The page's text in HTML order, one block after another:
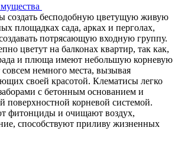
создать бесподобную цветущую живую
площадках сада, арках и перголах,
потрясающую входную группу.
цветут на балконах квартир, так как,
и плюща имеют небольшую корневую
немного места, вызывая
своей красотой. Клематисы легко
с бетонным основанием и
поверхностной корневой системой.
фитонциды и очищают воздух,
способствуют приливу жизненных